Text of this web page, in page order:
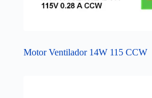
Motor Ventilador 14W 115 CCW